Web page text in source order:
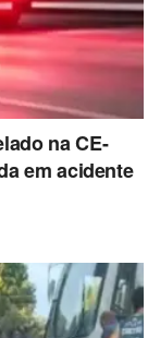
na CE-
em acidente